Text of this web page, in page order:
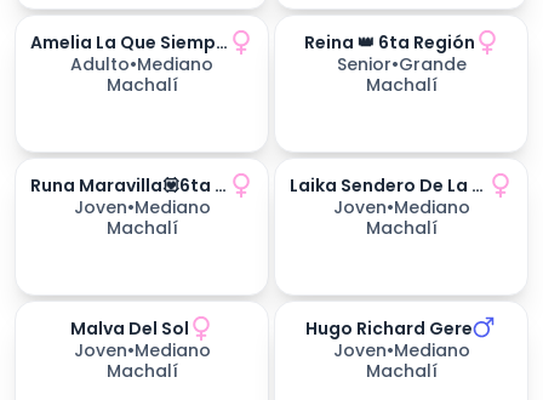
170días esperando Amelia La Que Siempre Vuelve
Adulto•Mediano
Machalí
Reina 👑 6ta Región
Senior•Grande
Machalí
Runa Maravilla💟6ta Región
Joven•Mediano
Machalí
170días esperando Laika Sendero De La Vida
Joven•Mediano
Machalí
días esperando
Malva Del Sol
Joven•Mediano
Machalí
234días esperando
Hugo Richard Gere
Joven•Mediano
Machalí